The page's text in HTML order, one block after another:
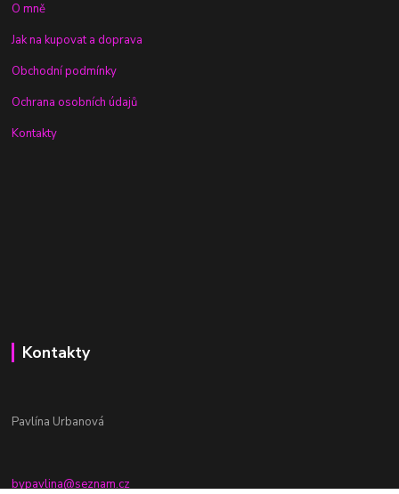
O mně
Jak na kupovat a doprava
Obchodní podmínky
Ochrana osobních údajů
Kontakty
Kontakty
Pavlína Urbanová
bypavlina@seznam.cz